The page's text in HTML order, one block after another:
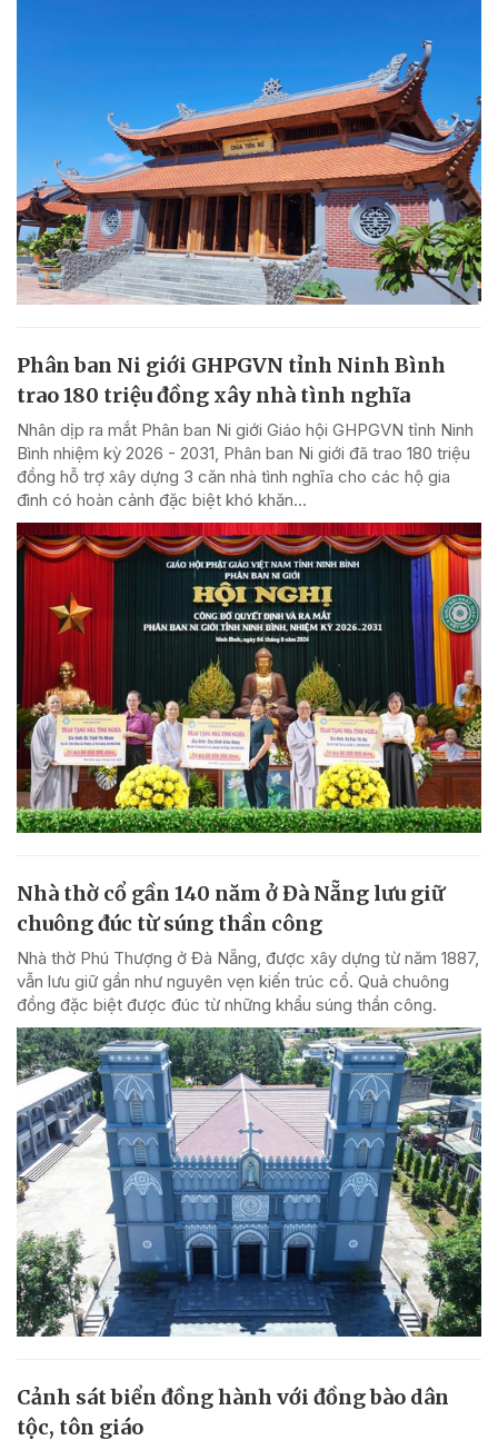
Phân ban Ni giới GHPGVN tỉnh Ninh Bình
trao 180 triệu đồng xây nhà tình nghĩa
Nhân dịp ra mắt Phân ban Ni giới Giáo hội GHPGVN tỉnh Ninh
Bình nhiệm kỳ 2026 - 2031, Phân ban Ni giới đã trao 180 triệu
đồng hỗ trợ xây dựng 3 căn nhà tình nghĩa cho các hộ gia
đình có hoàn cảnh đặc biệt khó khăn...
Nhà thờ cổ gần 140 năm ở Đà Nẵng lưu giữ
chuông đúc từ súng thần công
Nhà thờ Phú Thượng ở Đà Nẵng, được xây dựng từ năm 1887,
vẫn lưu giữ gần như nguyên vẹn kiến trúc cổ. Quả chuông
đồng đặc biệt được đúc từ những khẩu súng thần công.
Cảnh sát biển đồng hành với đồng bào dân
tộc, tôn giáo